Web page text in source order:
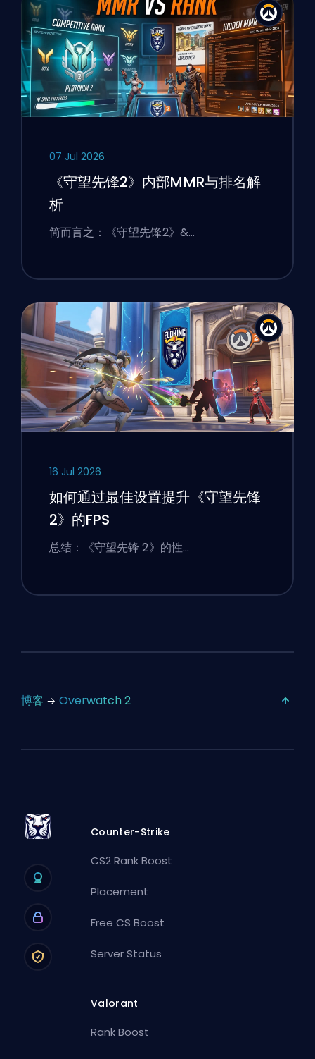
07 Jul 2026
《守望先锋2》内部MMR与排名解
析
简而言之：《守望先锋2》&…
16 Jul 2026
如何通过最佳设置提升《守望先锋
2》的FPS
总结：《守望先锋 2》的性…
博客 Overwatch 2
Counter-Strike
CS2 Rank Boost
Placement
Free CS Boost
Server Status
Valorant
Rank Boost